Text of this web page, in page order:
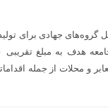
گروه‌های جهادی برای
و محلات از جمله